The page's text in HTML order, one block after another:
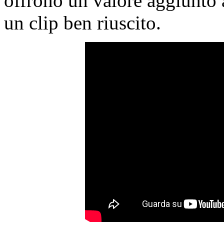
un clip ben riuscito.